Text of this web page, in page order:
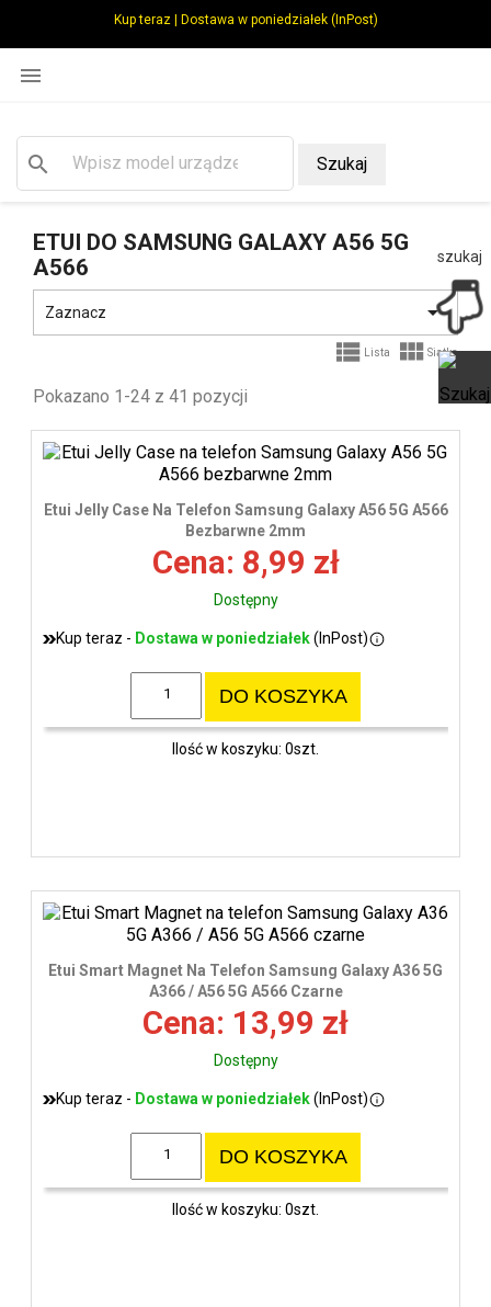
Kup teraz | Dostawa w poniedziałek (InPost)

search Szukaj
ETUI DO SAMSUNG GALAXY A56 5G
A566
Zaznacz 
 Lista  Siatka
Pokazano 1-24 z 41 pozycji
Etui Jelly Case Na Telefon Samsung Galaxy A56 5G A566
Bezbarwne 2mm
Cena: 8,99 zł
Dostępny
Kup teraz - Dostawa w poniedziałek(InPost)
DO KOSZYKA
Ilość w koszyku: 0szt.
Etui Smart Magnet Na Telefon Samsung Galaxy A36 5G
A366 / A56 5G A566 Czarne
Cena: 13,99 zł
Dostępny
Kup teraz - Dostawa w poniedziałek(InPost)
DO KOSZYKA
Ilość w koszyku: 0szt.
szukaj